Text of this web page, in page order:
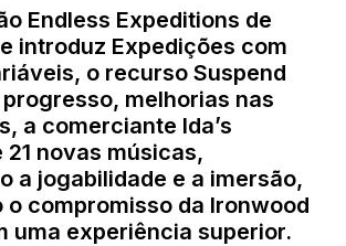
Endless Expeditions de
introduz Expedições com
o recurso Suspend
melhorias nas
a comerciante Ida’s
21 novas músicas,
a jogabilidade e a imersão,
o compromisso da Ironwood
uma experiência superior.